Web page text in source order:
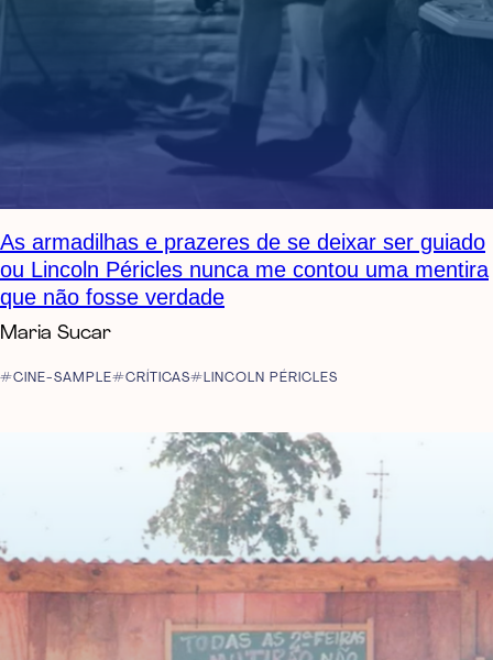
As armadilhas e prazeres de se deixar ser guiado
ou Lincoln Péricles nunca me contou uma mentira
que não fosse verdade
Maria Sucar
CINE-SAMPLE CRÍTICAS LINCOLN PÉRICLES